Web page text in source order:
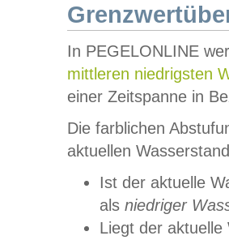
In PEGELONLINE
mittleren niedrigsten
einer Zeitspanne in
Die farblichen
aktuellen
Ist der aktuelle
als niedriger
Liegt der